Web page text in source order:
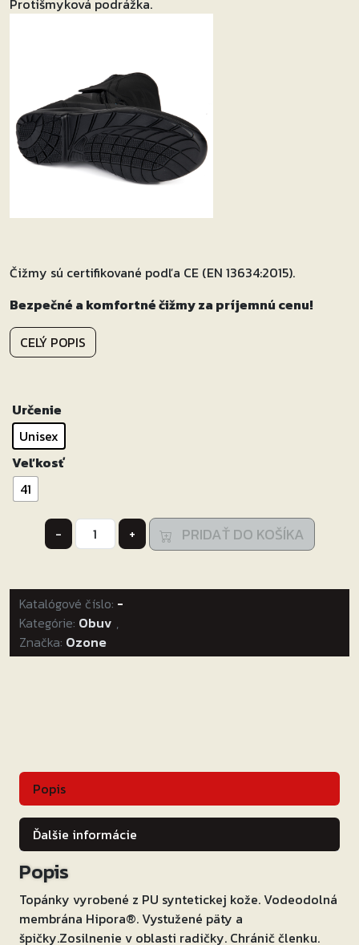
Protišmyková podrážka.
Čižmy sú certifikované podľa CE (EN 13634:2015).
Bezpečné a komfortné čižmy za príjemnú cenu!
CELÝ POPIS
Určenie
Unisex
Veľkosť
41
-
množstvo
Čižmy
Ozone
Rapid
čiernej
matnej
+ PRIDAŤ DO KOŠÍKA
Katalógové číslo: -
Kategórie: Obuv ,
Značka: Ozone
Popis
Ďalšie informácie
Popis
Topánky vyrobené z PU syntetickej kože. Vodeodolná
membrána Hipora®. Vystužené päty a
špičky.Zosilnenie v oblasti radičky. Chránič členku.